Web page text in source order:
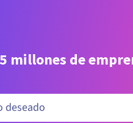
millones de